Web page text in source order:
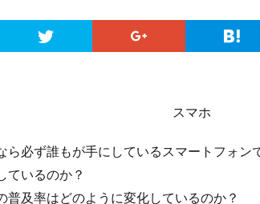
ら必ず誰もが手にしているスマートフォン
ているのか？
普及率はどのように変化しているのか？